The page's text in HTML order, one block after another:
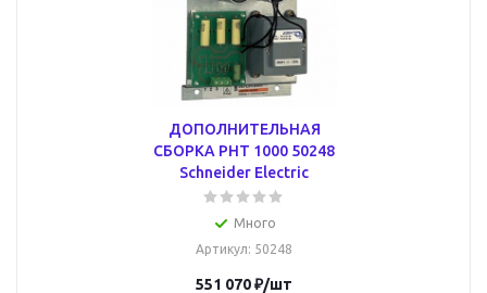
ДОПОЛНИТЕЛЬНАЯ
СБОРКА PHT 1000 50248
Schneider Electric
Много
Артикул: 50248
551 070₽/шт